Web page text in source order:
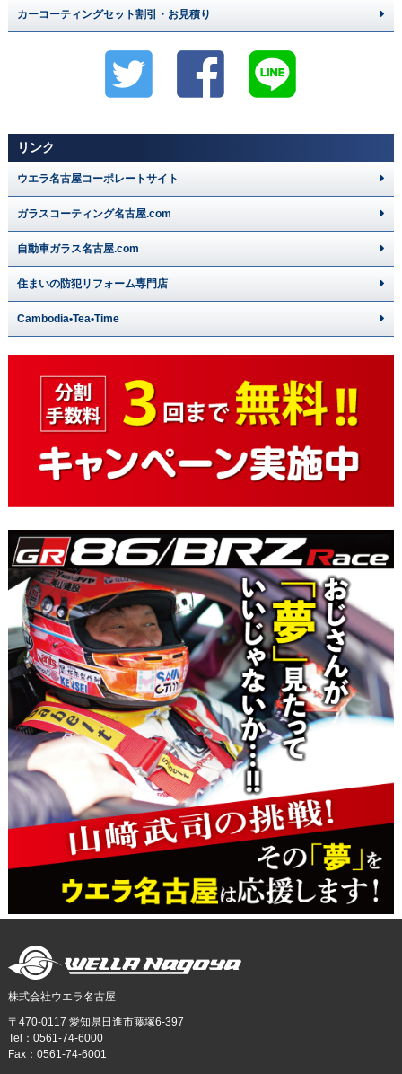
カーコーティングセット割引・お見積り
リンク
ウエラ名古屋コーポレートサイト
ガラスコーティング名古屋.com
自動車ガラス名古屋.com
住まいの防犯リフォーム専門店
Cambodia•Tea•Time
株式会社ウエラ名古屋
〒470-0117 愛知県日進市藤塚6-397
Tel：0561-74-6000
Fax：0561-74-6001